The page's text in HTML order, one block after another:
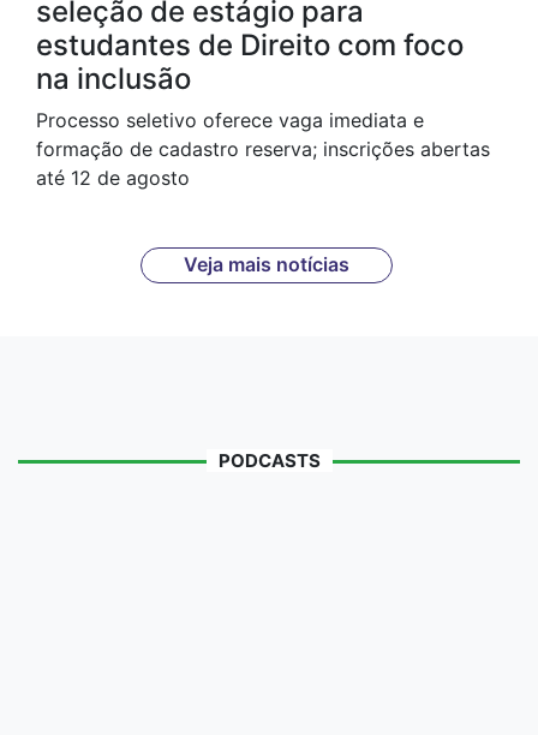
seleção de estágio para
estudantes de Direito com foco
na inclusão
Processo seletivo oferece vaga imediata e
formação de cadastro reserva; inscrições abertas
até 12 de agosto
Veja mais notícias
PODCASTS